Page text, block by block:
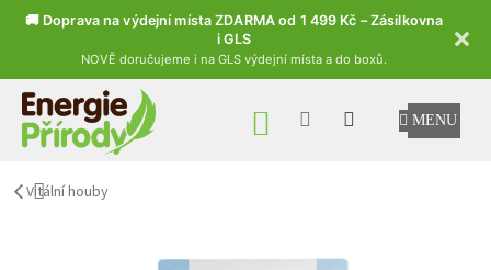
🚚 Doprava na výdejní místa ZDARMA od 1 499 Kč – Zásilkovna
i GLS
NOVĚ doručujeme i na GLS výdejní místa a do boxů.
Přejít na obsah
NÁKUPNÍ KOŠÍK
Vitální houby